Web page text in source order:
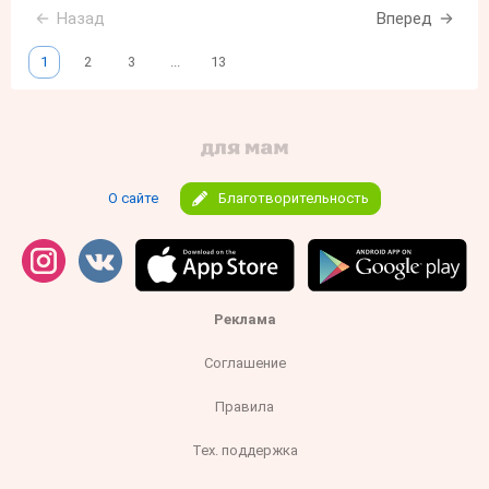
Назад Вперед
1 2 3 ... 13
О сайте Благотворительность
Реклама
Соглашение
Правила
Тех. поддержка